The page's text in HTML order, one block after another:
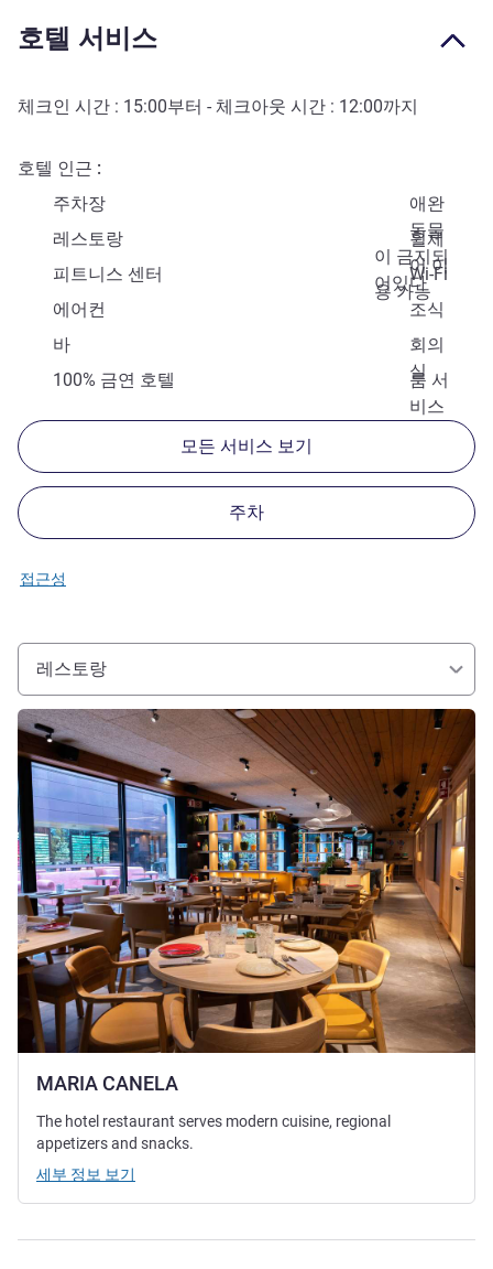
호텔 서비스
체크인 시간 : 15:00부터 - 체크아웃 시간 : 12:00까지
호텔 인근
주차장
애완
동물
이 금지되
어있다
레스토랑
휠체
어 이
용 가능
피트니스 센터
Wi-Fi
에어컨
조식
바
회의
실
100% 금연 호텔
룸 서
비스
모든 서비스 보기
주차
접근성
레스토랑
MARIA CANELA
세부 정보 보기
The hotel restaurant serves modern cuisine, regional
appetizers and snacks.
세부 정보 보기